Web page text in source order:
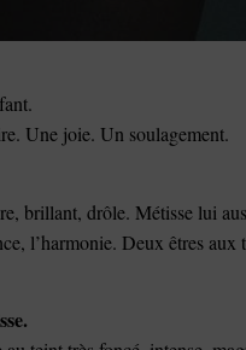
Une joie. Un soulagement.
brillant, drôle. Métisse lui
l’harmonie. Deux êtres